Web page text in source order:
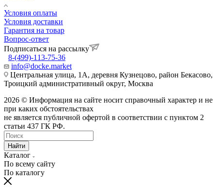
Условия оплаты
Условия доставки
Гарантия на товар
Вопрос-ответ
Подписаться на рассылку
8-(499)-113-75-36
info@docke.market
Центральная улица, 1А, деревня Кузнецово, район Бекасово,
Троицкий административный округ, Москва
2026 © Информация на сайте носит справочный характер и не
при каких обстоятельствах
не является публичной офертой в соответствии с пунктом 2
статьи 437 ГК РФ.
Найти
Каталог
По всему сайту
По каталогу